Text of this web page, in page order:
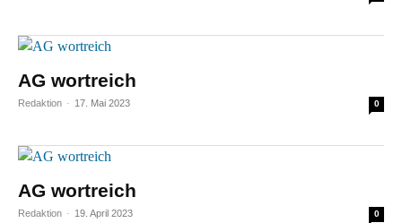
AG wortreich
Redaktion - 17. Mai 2023 0
AG wortreich
Redaktion - 19. April 2023 0